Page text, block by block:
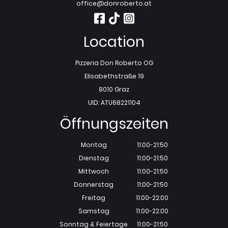
office@donroberto.at
Location
Pizzeria Don Roberto OG
Elisabethstraße 19
8010 Graz
UID: ATU68221104
Öffnungszeiten
Montag
Dienstag
Mittwoch
Donnerstag
Freitag
Samstag
Sonntag & Feiertage
11:00-21:50
11:00-21:50
11:00-21:50
11:00-21:50
11:00-22:00
11:00-22:00
11:00-21:50